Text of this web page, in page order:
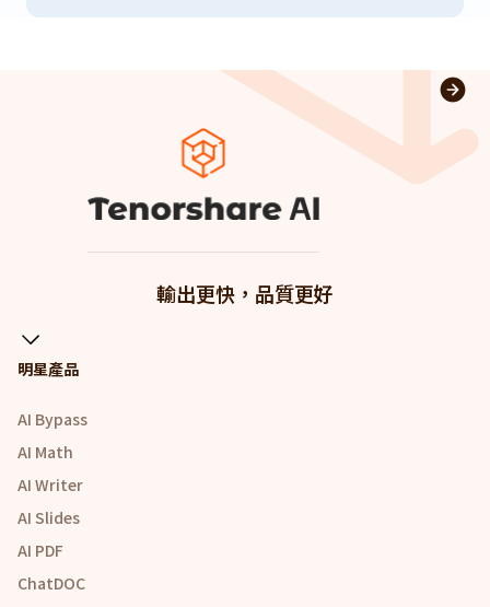
輸出更快，品質更好
明星產品
AI Bypass
AI Math
AI Writer
AI Slides
AI PDF
ChatDOC